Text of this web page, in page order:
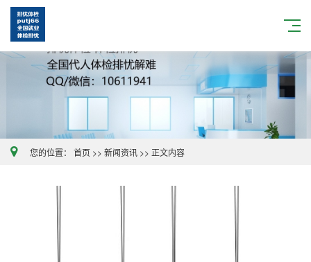
您的位置： 首页 >> 新闻资讯 >> 正文内容